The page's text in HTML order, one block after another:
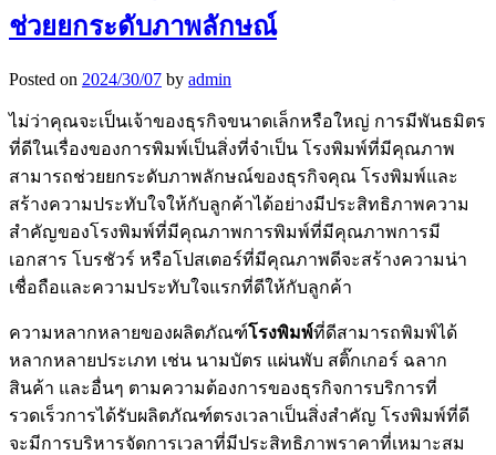
ช่วยยกระดับภาพลักษณ์
Posted on 2024/30/07 by admin
ไม่ว่าคุณจะเป็นเจ้าของธุรกิจขนาดเล็กหรือใหญ่ การมีพันธมิตร
ที่ดีในเรื่องของการพิมพ์เป็นสิ่งที่จำเป็น โรงพิมพ์ที่มีคุณภาพ
สามารถช่วยยกระดับภาพลักษณ์ของธุรกิจคุณ โรงพิมพ์และ
สร้างความประทับใจให้กับลูกค้าได้อย่างมีประสิทธิภาพความ
สำคัญของโรงพิมพ์ที่มีคุณภาพการพิมพ์ที่มีคุณภาพการมี
เอกสาร โบรชัวร์ หรือโปสเตอร์ที่มีคุณภาพดีจะสร้างความน่า
เชื่อถือและความประทับใจแรกที่ดีให้กับลูกค้า
ความหลากหลายของผลิตภัณฑ์โรงพิมพ์ที่ดีสามารถพิมพ์ได้
หลากหลายประเภท เช่น นามบัตร แผ่นพับ สติ๊กเกอร์ ฉลาก
สินค้า และอื่นๆ ตามความต้องการของธุรกิจการบริการที่
รวดเร็วการได้รับผลิตภัณฑ์ตรงเวลาเป็นสิ่งสำคัญ โรงพิมพ์ที่ดี
จะมีการบริหารจัดการเวลาที่มีประสิทธิภาพราคาที่เหมาะสม